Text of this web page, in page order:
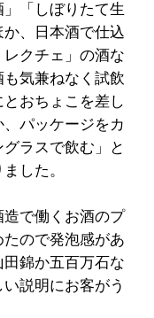
「しぼりたて生
、日本酒で仕込
クチェ」の酒な
気兼ねなく試飲
おちょこを差し
パッケージをカ
ラスで飲む」と
した。
で働くお酒のプ
ので発泡感があ
錦か五百万石な
説明にお客がう